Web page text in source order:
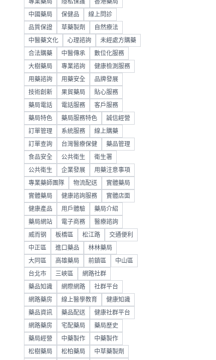
專業藥局 隱私保護 香港藥局
中國藥局 保健品 線上問診
品質保證 草藥製劑 自然療法
中醫藥文化 心理諮詢 未經處方購藥
合法購藥 中醫傳承 數位化服務
大樹藥局 專業諮詢 健康檢測服務
用藥諮詢 用藥安全 品牌發展
技術創新 果貿藥局 貼心服務
藥局電話 電話服務 客戶服務
藥局特色 藥局服務特色 誠信經營
訂單管理 系統服務 線上購藥
訂單查詢 台灣醫療保健 藥品管理
食品安全 公共衛生 衛生署
公共衛生 企業發展 用藥注意事項
專業藥師團隊 物流配送 實體藥局
實體藥局 健康諮詢服務 實體店面
健康產品 用戶體驗 藥局介紹
藥局網站 電子商務 醫療諮詢
威而钢 板橋區 松江路 交通便利
中正區 進口藥品 林林藥局
大同區 高雄藥局 前鎮區 中山區
台北市 三峽區 網路社群
藥品知識 網際網路 社群平台
網路藥房 線上醫學教育 健康知識
藥品資訊 藥品配送 健康社群平台
網路藥房 宅配藥局 藥局歷史
藥局經營 中藥製作 中藥製作
松樹藥局 松柏藥局 中草藥製劑